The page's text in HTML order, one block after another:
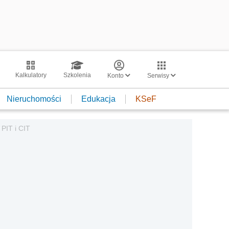
Kalkulatory Szkolenia Konto Serwisy
Nieruchomości Edukacja KSeF
i CIT